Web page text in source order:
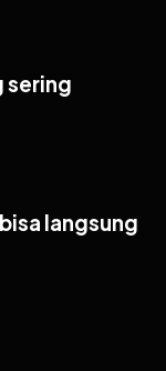
sering
langsung